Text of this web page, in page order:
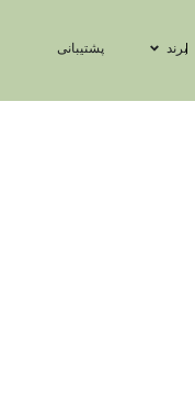
برند پشتیبانی